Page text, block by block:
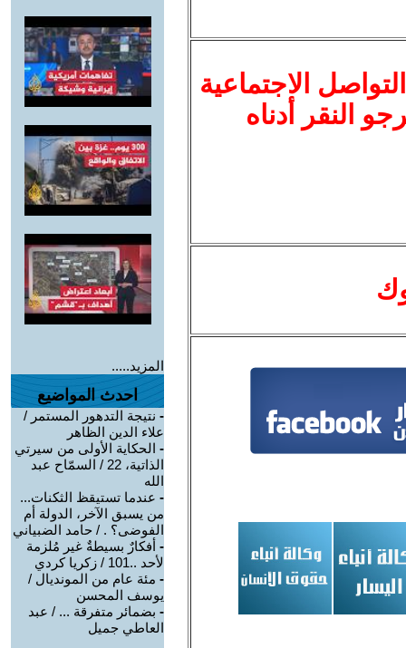
الاجتماعية
النقر أدناه
المزيد.....
احدث المواضيع
- نتيجة التدهور المستمر /
علاء الدين الظاهر
- الحكاية الأولى من سيرتي
الذاتية، 22 / السمّاح عبد
الله
- عندما تستيقظ الثكنات...
من يسبق الآخر، الدولة أم
الفوضى؟ . / حامد الضبياني
- أفكارٌ بسيطةٌ غير مُلزمة
لأحد ..101 / زكريا كردي
- مئة عام من المونديال /
يوسف المحسن
- بضمائر متفرقة ... / عبد
العاطي جميل